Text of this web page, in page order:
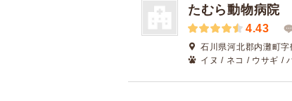
たむら動物病院
4.43
石川県河北郡内灘町
イヌ / ネコ / ウサギ /